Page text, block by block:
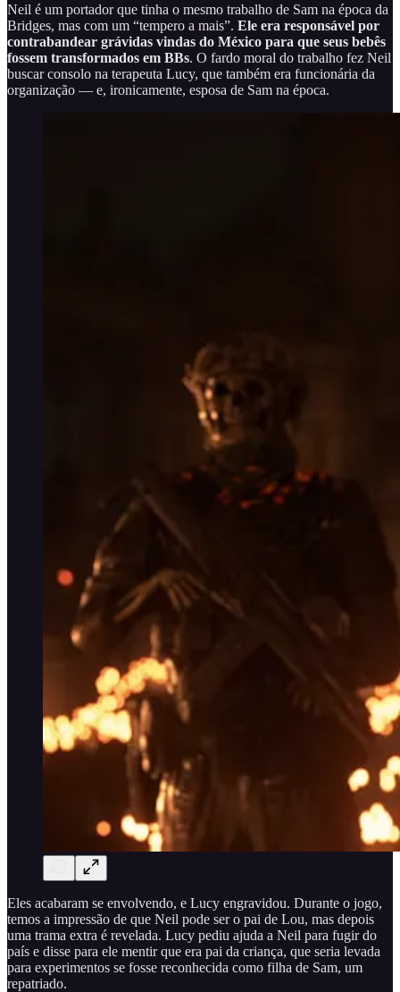
Neil é um portador que tinha o mesmo trabalho de Sam na época da
Bridges, mas com um “tempero a mais”. Ele era responsável por
contrabandear grávidas vindas do México para que seus bebês
fossem transformados em BBs. O fardo moral do trabalho fez Neil
buscar consolo na terapeuta Lucy, que também era funcionária da
organização — e, ironicamente, esposa de Sam na época.
Eles acabaram se envolvendo, e Lucy engravidou. Durante o jogo,
temos a impressão de que Neil pode ser o pai de Lou, mas depois
uma trama extra é revelada. Lucy pediu ajuda a Neil para fugir do
país e disse para ele mentir que era pai da criança, que seria levada
para experimentos se fosse reconhecida como filha de Sam, um
repatriado.